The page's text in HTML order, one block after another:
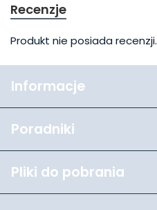
Recenzje
Produkt nie posiada recenzji.
Informacje
Poradniki
Pliki do pobrania